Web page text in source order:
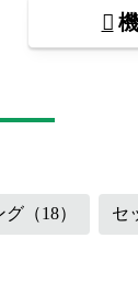
グ （18） セ